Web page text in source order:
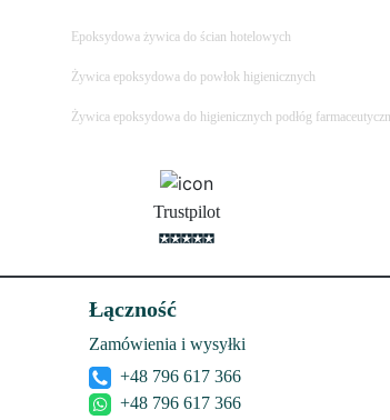
Epoksydowa żywica do ścian hotelowych
Żywica epoksydowa do powłok higienicznych
Żywica epoksydowa do higienicznych podłóg
Trustpilot
Łączność
Zamówienia i wysyłki
+48 796 617 366
+48 796 617 366